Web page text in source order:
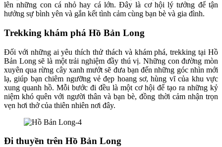
lên những con cá nhỏ hay cá lớn. Đây là cơ hội lý tưởng để tận
hưởng sự bình yên và gắn kết tình cảm cùng bạn bè và gia đình.
Trekking khám phá Hồ Bản Long
Đối với những ai yêu thích thử thách và khám phá, trekking tại Hồ
Bản Long sẽ là một trải nghiệm đầy thú vị. Những con đường mòn
xuyên qua rừng cây xanh mướt sẽ đưa bạn đến những góc nhìn mới
lạ, giúp bạn chiêm ngưỡng vẻ đẹp hoang sơ, hùng vĩ của khu vực
xung quanh hồ. Mỗi bước đi đều là một cơ hội để tạo ra những kỷ
niệm khó quên với người thân và bạn bè, đồng thời cảm nhận trọn
vẹn hơi thở của thiên nhiên nơi đây.
Đi thuyền trên Hồ Bản Long